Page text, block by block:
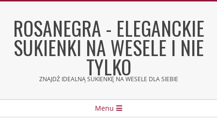
contentROSANEGRA - ELEGANCKIE
SUKIENKI NA WESELE I NIE
TYLKO
ZNAJDŹ IDEALNĄ SUKIENKĘ NA WESELE DLA SIEBIE
Menu